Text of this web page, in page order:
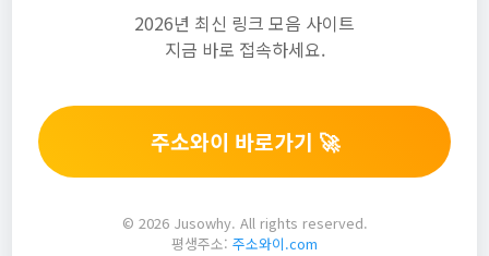
2026년 최신 링크 모음 사이트
지금 바로 접속하세요.
주소와이 바로가기 🚀
© 2026 Jusowhy. All rights reserved.
평생주소: 주소와이.com